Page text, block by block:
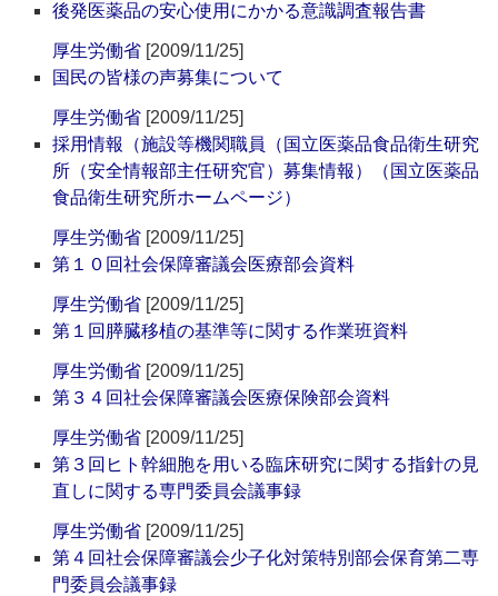
後発医薬品の安心使用にかかる意識調査報告書
厚生労働省 [2009/11/25]
国民の皆様の声募集について
厚生労働省 [2009/11/25]
採用情報（施設等機関職員（国立医薬品食品衛生研究
所（安全情報部主任研究官）募集情報）（国立医薬品
食品衛生研究所ホームページ）
厚生労働省 [2009/11/25]
第１０回社会保障審議会医療部会資料
厚生労働省 [2009/11/25]
第１回膵臓移植の基準等に関する作業班資料
厚生労働省 [2009/11/25]
第３４回社会保障審議会医療保険部会資料
厚生労働省 [2009/11/25]
第３回ヒト幹細胞を用いる臨床研究に関する指針の見
直しに関する専門委員会議事録
厚生労働省 [2009/11/25]
第４回社会保障審議会少子化対策特別部会保育第二専
門委員会議事録